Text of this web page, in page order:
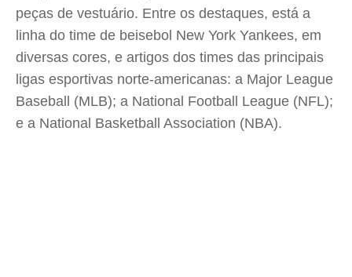
peças de vestuário. Entre os destaques, está a
linha do time de beisebol New York Yankees, em
diversas cores, e artigos dos times das principais
ligas esportivas norte-americanas: a Major League
Baseball (MLB); a National Football League (NFL);
e a National Basketball Association (NBA).